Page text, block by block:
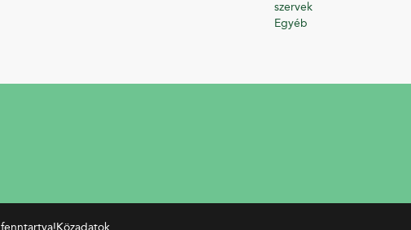
szervek
Egyéb
Közadatok